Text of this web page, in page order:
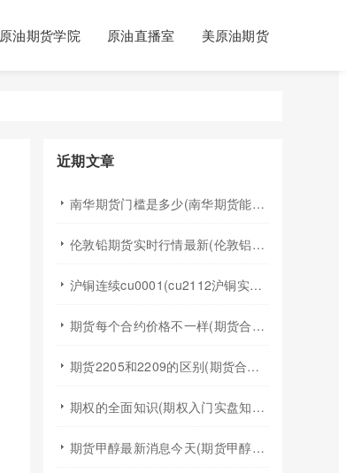
原油期货学院 原油直播室 美原油期货
近期文章
南华期货门槛是多少(南华期货能做国际期货吗)
伦敦铅期货实时行情最新(伦敦铝锡期货实时行情)
沪铜连续cu0001(cu2112沪铜实时行情)
期货每个合约价格不一样(期货合约之间的价格差)
期货2205和2209的区别(期货合约2205什么意思)
期权的全面知识(期权入门实盘知识)
期货甲醇最新消息今天(期货甲醇最新消息今天行情)